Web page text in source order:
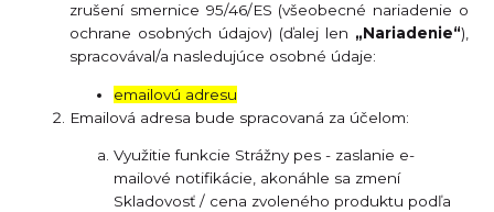
zrušení smernice 95/46/ES (všeobecné nariadenie o
ochrane osobných údajov) (ďalej len „Nariadenie“),
spracovával/a nasledujúce osobné údaje:
emailovú adresu
Emailová adresa bude spracovaná za účelom:
Využitie funkcie Strážny pes - zaslanie e-
mailové notifikácie, akonáhle sa zmení
Skladovosť / cena zvoleného produktu podľa